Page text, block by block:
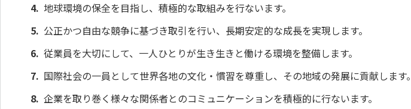
地球環境の保全を目指し、積極的な取組みを行ないます。
公正かつ自由な競争に基づき取引を行い、長期安定的な成長を実現します。
従業員を大切にして、一人ひとりが生き生きと働ける環境を整備します。
国際社会の一員として世界各地の文化・慣習を尊重し、その地域の発展に貢献します。
企業を取り巻く様々な関係者とのコミュニケーションを積極的に行ないます。